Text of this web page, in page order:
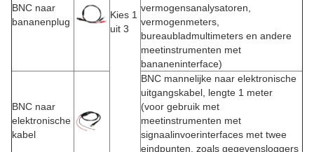
Kies 1
uit 3
BNC naar
bananenplug
vermogensanalysatoren,
vermogenmeters,
bureaubladmultimeters en andere
meetinstrumenten met
bananeninterface)
BNC naar
elektronische
kabel
BNC mannelijke naar elektronische
uitgangskabel, lengte 1 meter
(voor gebruik met
meetinstrumenten met
signaalinvoerinterfaces met twee
eindpunten, zoals gegevensloggers